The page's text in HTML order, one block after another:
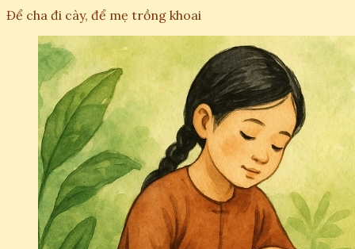
Để cha đi cày, để mẹ trồng khoai